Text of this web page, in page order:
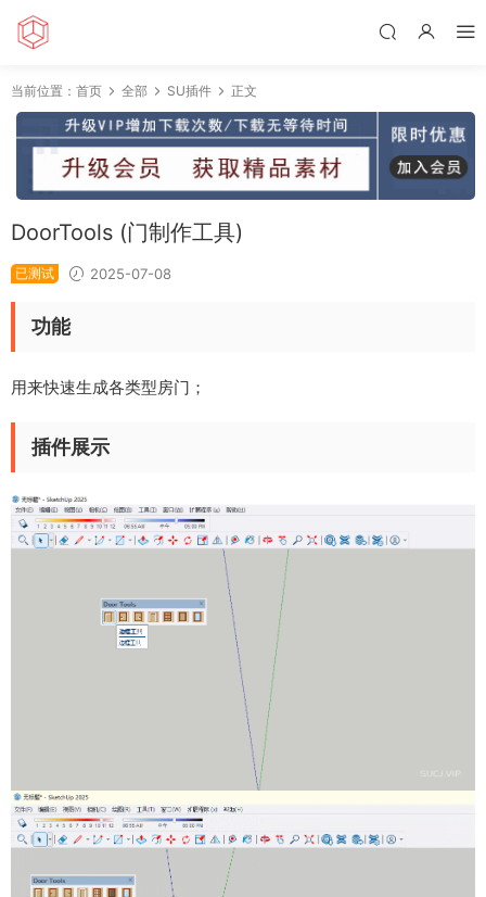
当前位置： 首页 全部 SU插件 正文
DoorTools (门制作工具)
已测试 2025-07-08
功能
用来快速生成各类型房门；
插件展示